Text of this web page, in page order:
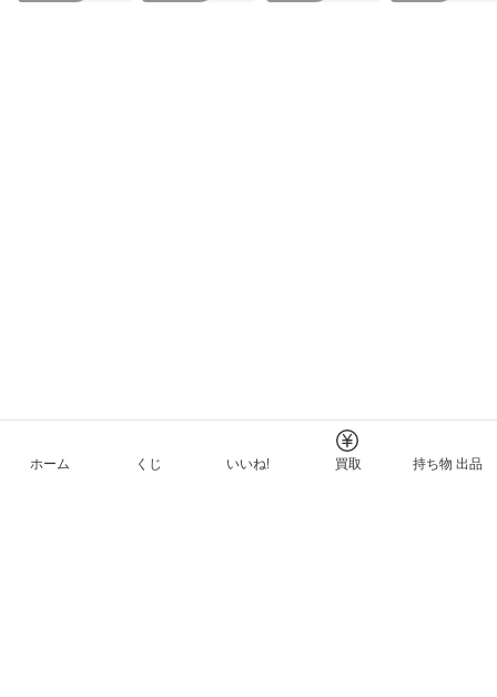
ホーム くじ いいね! 買取 持ち物 出品